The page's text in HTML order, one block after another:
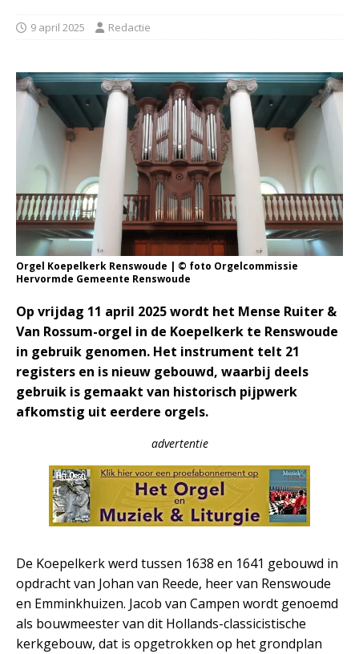
9 april 2025 Redactie
Orgel Koepelkerk Renswoude | © foto Orgelcommissie
Hervormde Gemeente Renswoude
Op vrijdag 11 april 2025 wordt het Mense Ruiter &
Van Rossum-orgel in de Koepelkerk te Renswoude
in gebruik genomen. Het instrument telt 21
registers en is nieuw gebouwd, waarbij deels
gebruik is gemaakt van historisch pijpwerk
afkomstig uit eerdere orgels.
advertentie
De Koepelkerk werd tussen 1638 en 1641 gebouwd in
opdracht van Johan van Reede, heer van Renswoude
en Emminkhuizen. Jacob van Campen wordt genoemd
als bouwmeester van dit Hollands-classicistische
kerkgebouw, dat is opgetrokken op het grondplan